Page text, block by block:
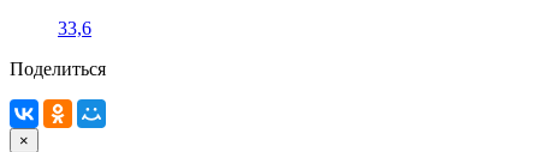
33,6
Поделиться
×